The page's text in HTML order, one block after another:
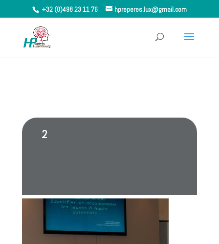
+32 (0)498 23 11 76 hpreperes.lux@gmail.com
2